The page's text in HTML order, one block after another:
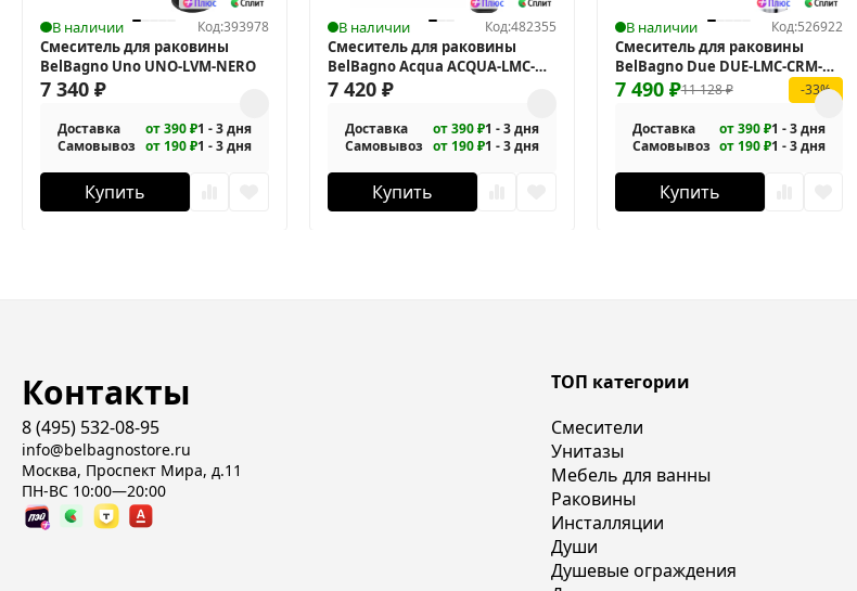
В наличии Код:393978
Смеситель для раковины
BelBagno Uno UNO-LVM-NERO
7 340 ₽
Доставка от 390 ₽1 - 3 дня
Самовывоз от 190 ₽1 - 3 дня
Купить
В наличии Код:482355
Смеситель для раковины
BelBagno Acqua ACQUA-LMC-
NERO
7 420 ₽
Доставка от 390 ₽1 - 3 дня
Самовывоз от 190 ₽1 - 3 дня
Купить
В наличии Код:526922
Смеситель для раковины
BelBagno Due DUE-LMC-CRM-
W0
11 128₽
7 490 ₽ -33%
Доставка от 390 ₽1 - 3 дня
Самовывоз от 190 ₽1 - 3 дня
Купить
Контакты
8 (495) 532-08-95
info@belbagnostore.ru
Москва, Проспект Мира, д.11
ПН-ВС 10:00—20:00
ТОП категории
Смесители
Унитазы
Мебель для ванны
Раковины
Инсталляции
Души
Душевые ограждения